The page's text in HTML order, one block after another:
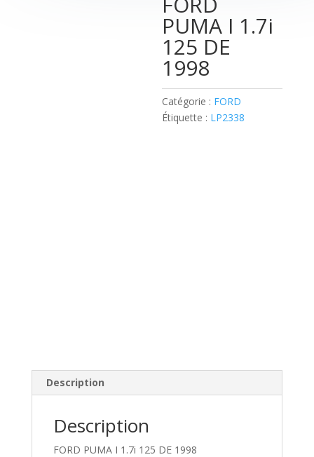
PUMA I 1.7i
125 DE
1998
Catégorie : FORD
Étiquette : LP2338
Description
Description
FORD PUMA I 1.7i 125 DE 1998